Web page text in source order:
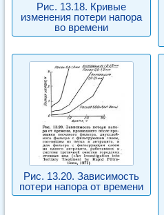
Рис. 13.18. Кривые
изменения потери напора
во времени
Рис. 13.20. Зависимость
потери напора от времени